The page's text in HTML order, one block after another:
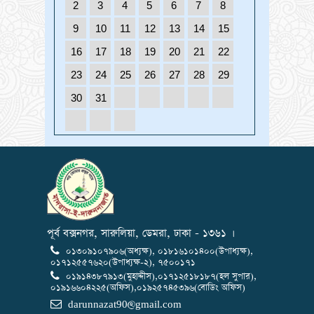
2
3 4 5 6 7
8
9
10 11 12 13 14
15
16
17 18 19 20 21
22
23
24 25 26 27 28
29
30
31
পূর্ব বক্সনগর, সারুলিয়া, ডেমরা, ঢাকা - ১৩৬১ ।
০১৩০৯১০৭৯০৬(অধ্যক্ষ), ০১৮১৬১০১৪০০(উপাধ্যক্ষ),
০১৭১২৫৫৭৬২০(উপাধ্যক্ষ-২), ৭৫০০১৭১
০১৯১৪৩৮৭৯১৩(মুহাদ্দীস),০১৭১২৫১৮১৮৭(হল সুপার),
০১৯১৬৬০৪২২৫(অফিস),০১৯২৫৭৪৫৩৯৬(বোডিং অফিস)
darunnazat90@gmail.com